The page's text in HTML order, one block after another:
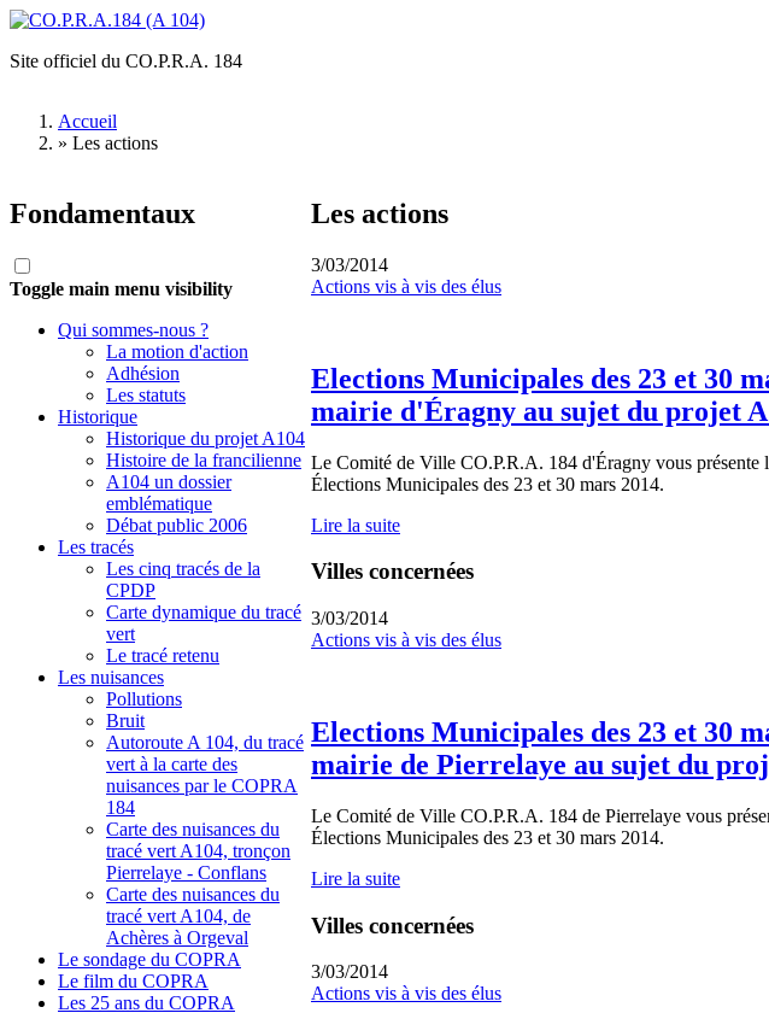
Aller au contenu principal
CO.P.R.A.184
(A 104)
Site officiel du CO.P.R.A. 184
Vous êtes ici
Accueil
» Les actions
Les actions
3/03/2014
Actions vis à vis des élus
Elections Municipales des 23 et 30
mairie d'Éragny au sujet du projet A
Le Comité de Ville CO.P.R.A. 184 d'Éragny vous présente
Élections Municipales des 23 et 30 mars 2014.
Lire la suite
Villes concernées
3/03/2014
Actions vis à vis des élus
Elections Municipales des 23 et 30
mairie de Pierrelaye au sujet du
Le Comité de Ville CO.P.R.A. 184 de Pierrelaye vous
Élections Municipales des 23 et 30 mars 2014.
Lire la suite
Villes concernées
3/03/2014
Actions vis à vis des élus
Fondamentaux
Toggle main menu visibility
Qui sommes-nous ?
La motion d'action
Adhésion
Les statuts
Historique
Historique du projet A104
Histoire de la francilienne
A104 un dossier
emblématique
Débat public 2006
Les tracés
Les cinq tracés de la
CPDP
Carte dynamique du tracé
vert
Le tracé retenu
Les nuisances
Pollutions
Bruit
Autoroute A 104, du tracé
vert à la carte des
nuisances par le COPRA
184
Carte des nuisances du
tracé vert A104, tronçon
Pierrelaye - Conflans
Carte des nuisances du
tracé vert A104, de
Achères à Orgeval
Le sondage du COPRA
Le film du COPRA
Les 25 ans du COPRA